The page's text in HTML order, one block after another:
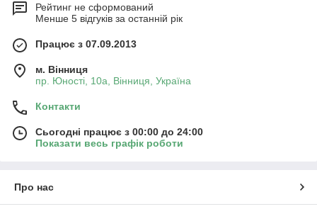
Рейтинг не сформований
Менше 5 відгуків за останній рік
Працює з 07.09.2013
м. Вінниця
пр. Юності, 10a, Вінниця, Україна
Контакти
Сьогодні працює з 00:00 до 24:00
Показати весь графік роботи
Про нас